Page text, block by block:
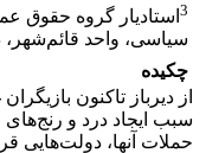
3 استادیار گروه حقوق
سیاسی، واحد قائم‌شهر،
چکیده
از دیرباز تاکنون
سبب ایجاد درد و رنج‌های
حملات آنها، دولت‌هایی